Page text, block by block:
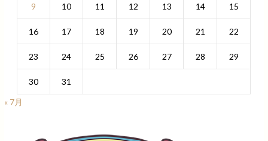
9 10 11 12 13 14 15
16 17 18 19 20 21 22
23 24 25 26 27 28 29
30
31
« 7月